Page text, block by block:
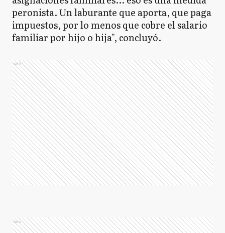
peronista. Un laburante que aporta, que paga
impuestos, por lo menos que cobre el salario
familiar por hijo o hija", concluyó.
Ads
Ads